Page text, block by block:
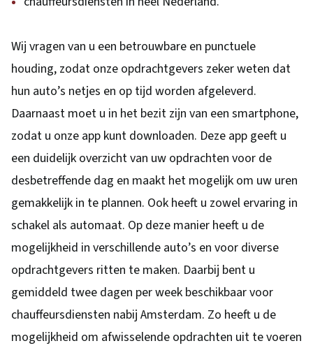
Wij vragen van u een betrouwbare en punctuele
houding, zodat onze opdrachtgevers zeker weten dat
hun auto’s netjes en op tijd worden afgeleverd.
Daarnaast moet u in het bezit zijn van een smartphone,
zodat u onze app kunt downloaden. Deze app geeft u
een duidelijk overzicht van uw opdrachten voor de
desbetreffende dag en maakt het mogelijk om uw uren
gemakkelijk in te plannen. Ook heeft u zowel ervaring in
schakel als automaat. Op deze manier heeft u de
mogelijkheid in verschillende auto’s en voor diverse
opdrachtgevers ritten te maken. Daarbij bent u
gemiddeld twee dagen per week beschikbaar voor
chauffeursdiensten nabij Amsterdam. Zo heeft u de
mogelijkheid om afwisselende opdrachten uit te voeren